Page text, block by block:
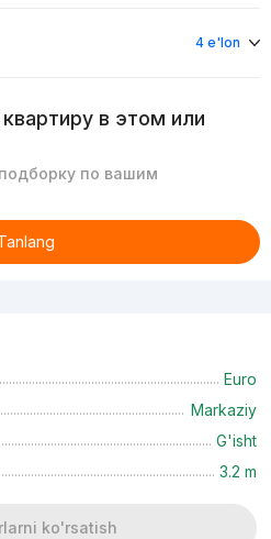
4 e'lon
в этом или
по вашим
Euro
Markaziy
G'isht
3.2 m
ko'rsatish